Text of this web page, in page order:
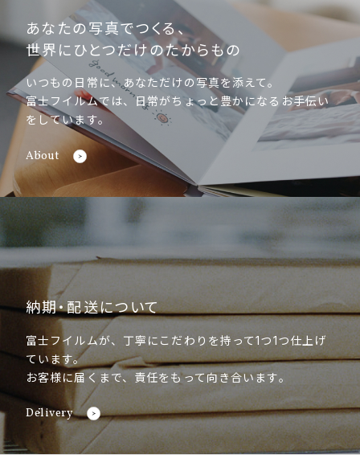
あなたの写真でつくる、
世界にひとつだけのたからもの
いつもの日常に、あなただけの写真を添えて。
富士フイルムでは、日常がちょっと豊かになるお手伝い
をしています。
About
納期・配送について
富士フイルムが、丁寧にこだわりを持って1つ1つ仕上げ
ています。
お客様に届くまで、責任をもって向き合います。
Delivery